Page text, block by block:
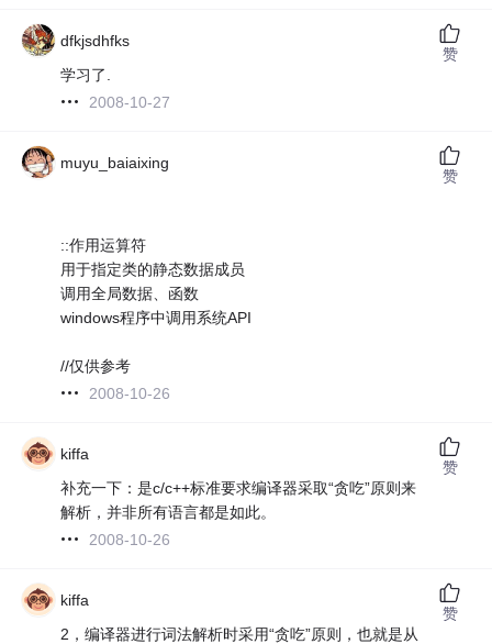
dfkjsdhfks
学习了.
2008-10-27
赞
muyu_baiaixing
::作用运算符
用于指定类的静态数据成员
调用全局数据、函数
windows程序中调用系统API
//仅供参考
2008-10-26
赞
kiffa
补充一下：是c/c++标准要求编译器采取“贪吃”原则来
解析，并非所有语言都是如此。
2008-10-26
赞
kiffa
2，编译器进行词法解析时采用“贪吃”原则，也就是从
赞